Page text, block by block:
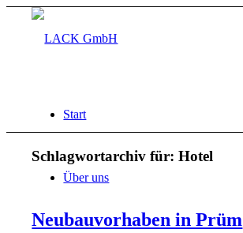
Start
Über uns
Schlagwortarchiv für:Hotel
Neubauvorhaben in Prüm